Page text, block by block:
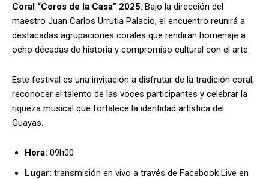
Coral “Coros de la Casa” 2025 . Bajo la dirección del
maestro Juan Carlos Urrutia Palacio, el encuentro reunirá a
destacadas agrupaciones corales que rendirán homenaje a
ocho décadas de historia y compromiso cultural con el arte.
Este festival es una invitación a disfrutar de la tradición coral,
reconocer el talento de las voces participantes y celebrar la
riqueza musical que fortalece la identidad artística del
Guayas.
Hora: 09h00
Lugar: transmisión en vivo a través de Facebook Live en